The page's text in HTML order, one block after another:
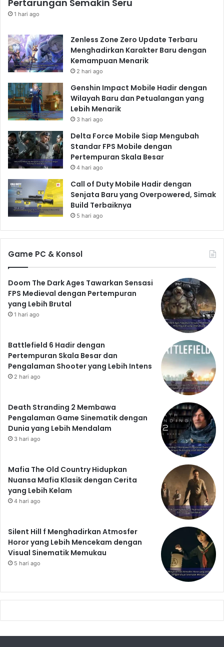
Pertarungan Semakin Seru
1 hari ago
Zenless Zone Zero Update Terbaru
Menghadirkan Karakter Baru dengan
Kemampuan Menarik
2 hari ago
Genshin Impact Mobile Hadir dengan
Wilayah Baru dan Petualangan yang
Lebih Menarik
3 hari ago
Delta Force Mobile Siap Mengubah
Standar FPS Mobile dengan
Pertempuran Skala Besar
4 hari ago
Call of Duty Mobile Hadir dengan
Senjata Baru yang Overpowered, Simak
Build Terbaiknya
5 hari ago
Game PC & Konsol
Doom The Dark Ages Tawarkan Sensasi
FPS Medieval dengan Pertempuran
yang Lebih Brutal
1 hari ago
Battlefield 6 Hadir dengan
Pertempuran Skala Besar dan
Pengalaman Shooter yang Lebih Intens
2 hari ago
Death Stranding 2 Membawa
Pengalaman Game Sinematik dengan
Dunia yang Lebih Mendalam
3 hari ago
Mafia The Old Country Hidupkan
Nuansa Mafia Klasik dengan Cerita
yang Lebih Kelam
4 hari ago
Silent Hill f Menghadirkan Atmosfer
Horor yang Lebih Mencekam dengan
Visual Sinematik Memukau
5 hari ago